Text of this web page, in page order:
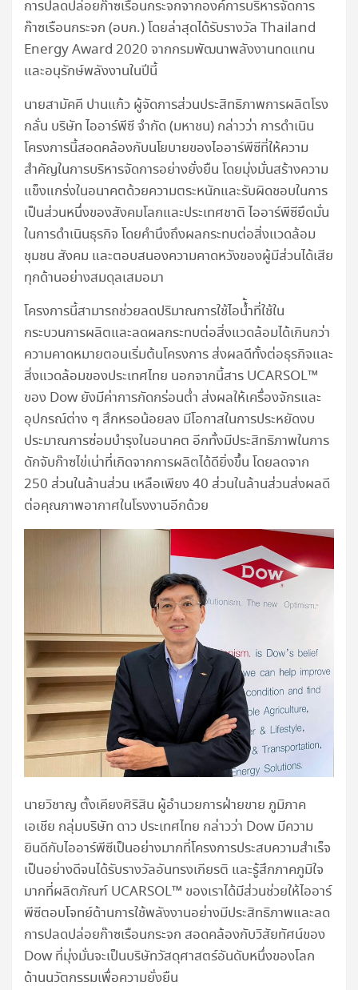
การปลดปล่อยก๊าซเรือนกระจกจากองค์การบริหารจัดการ
ก๊าซเรือนกระจก (อบก.) โดยล่าสุดได้รับรางวัล Thailand
Energy Award 2020 จากกรมพัฒนาพลังงานทดแทน
และอนุรักษ์พลังงานในปีนี้
นายสามัคคี ปานแก้ว ผู้จัดการส่วนประสิทธิภาพการผลิตโรง
กลั่น บริษัท ไออาร์พีซี จำกัด (มหาชน) กล่าวว่า การดำเนิน
โครงการนี้สอดคล้องกับนโยบายของไออาร์พีซีที่ให้ความ
สำคัญในการบริหารจัดการอย่างยั่งยืน โดยมุ่งมั่นสร้างความ
แข็งแกร่งในอนาคตด้วยความตระหนักและรับผิดชอบในการ
เป็นส่วนหนึ่งของสังคมโลกและประเทศชาติ ไออาร์พีซียึดมั่น
ในการดำเนินธุรกิจ โดยคำนึงถึงผลกระทบต่อสิ่งแวดล้อม
ชุมชน สังคม และตอบสนองความคาดหวังของผู้มีส่วนได้เสีย
ทุกด้านอย่างสมดุลเสมอมา
โครงการนี้สามารถช่วยลดปริมาณการใช้ไอน้้ำที่ใช้ใน
กระบวนการผลิตและลดผลกระทบต่อสิ่งแวดล้อมได้เกินกว่า
ความคาดหมายตอนเริ่มต้นโครงการ ส่งผลดีทั้งต่อธุรกิจและ
สิ่งแวดล้อมของประเทศไทย นอกจากนี้สาร UCARSOL™
ของ Dow ยังมีค่าการกัดกร่อนต่ำ ส่งผลให้เครื่องจักรและ
อุปกรณ์ต่าง ๆ สึกหรอน้อยลง มีโอกาสในการประหยัดงบ
ประมาณการซ่อมบำรุงในอนาคต อีกทั้งมีประสิทธิภาพในการ
ดักจับก๊าซไข่เน่าที่เกิดจากการผลิตได้ดียิ่งขึ้น โดยลดจาก
250 ส่วนในล้านส่วน เหลือเพียง 40 ส่วนในล้านส่วนส่งผลดี
ต่อคุณภาพอากาศในโรงงานอีกด้วย
นายวิชาญ ตั้งเคียงศิริสิน ผู้อำนวยการฝ่ายขาย ภูมิภาค
เอเชีย กลุ่มบริษัท ดาว ประเทศไทย กล่าวว่า Dow มีความ
ยินดีกับไออาร์พีซีเป็นอย่างมากที่โครงการประสบความสำเร็จ
เป็นอย่างดีจนได้รับรางวัลอันทรงเกียรติ และรู้สึกภาคภูมิใจ
มากที่ผลิตภัณฑ์ UCARSOL™ ของเราได้มีส่วนช่วยให้ไออาร์
พีซีตอบโจทย์ด้านการใช้พลังงานอย่างมีประสิทธิภาพและลด
การปลดปล่อยก๊าซเรือนกระจก สอดคล้องกับวิสัยทัศน์ของ
Dow ที่มุ่งมั่นจะเป็นบริษัทวัสดุศาสตร์อันดับหนึ่งของโลก
ด้านนวัตกรรมเพื่อความยั่งยืน